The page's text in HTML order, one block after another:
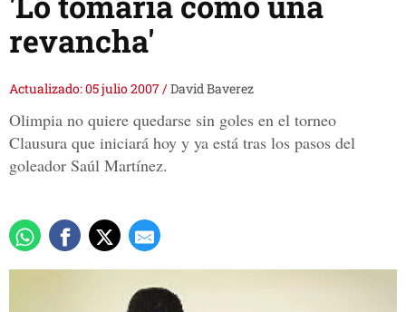
revancha'
Actualizado: 05 julio 2007/David Baverez
Olimpia no quiere quedarse sin goles en el torneo
Clausura que iniciará hoy y ya está tras los pasos del
goleador Saúl Martínez.